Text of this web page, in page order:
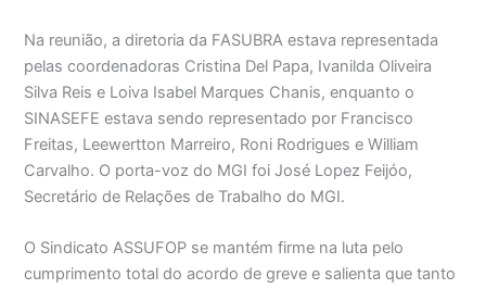
Na reunião, a diretoria da FASUBRA estava representada
pelas coordenadoras Cristina Del Papa, Ivanilda Oliveira
Silva Reis e Loiva Isabel Marques Chanis, enquanto o
SINASEFE estava sendo representado por Francisco
Freitas, Leewertton Marreiro, Roni Rodrigues e William
Carvalho. O porta-voz do MGI foi José Lopez Feijóo,
Secretário de Relações de Trabalho do MGI.
O Sindicato ASSUFOP se mantém firme na luta pelo
cumprimento total do acordo de greve e salienta que tanto